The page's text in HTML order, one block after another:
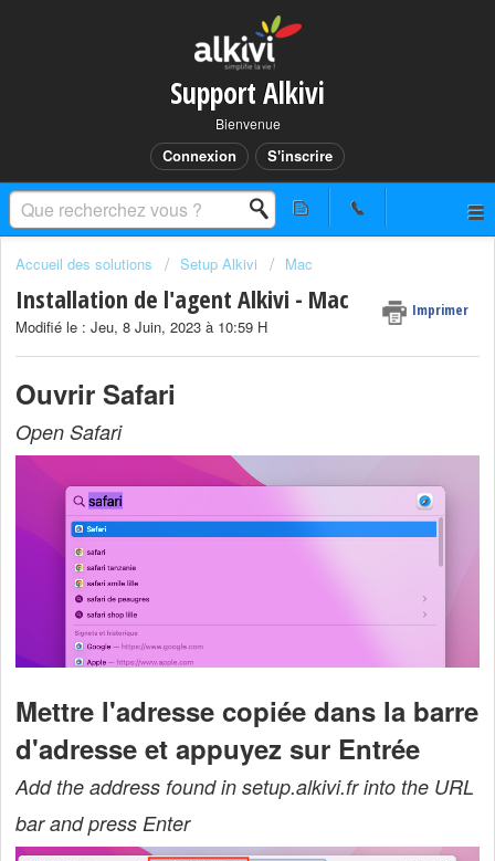
Support Alkivi
Bienvenue
Connexion S'inscrire
Accueil des solutions Setup Alkivi Mac
Installation de l'agent Alkivi - Mac Imprimer
Modifié le : Jeu, 8 Juin, 2023 à 10:59 H
Ouvrir Safari
Open Safari
Mettre l'adresse copiée dans la barre
d'adresse et appuyez sur Entrée
Add the address found in setup.alkivi.fr into the URL
bar and press Enter